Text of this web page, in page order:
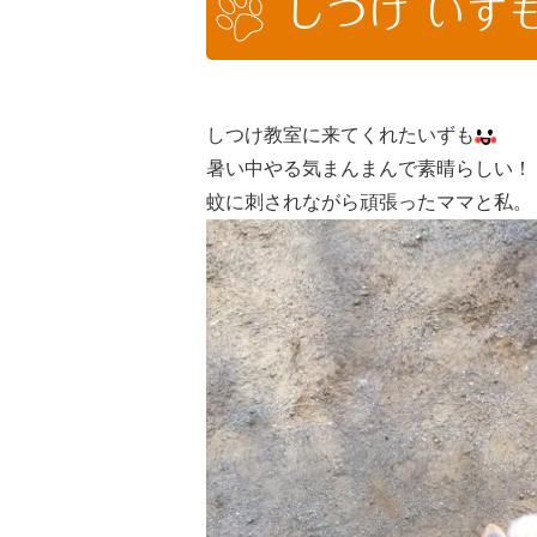
しつけ いず
しつけ教室に来てくれたいずも
暑い中やる気まんまんで素晴らしい！
蚊に刺されながら頑張ったママと私。